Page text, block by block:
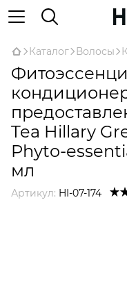
Каталог Волосы
Tea Hillary
Phyto-
мл
Артикул: HI-07-174